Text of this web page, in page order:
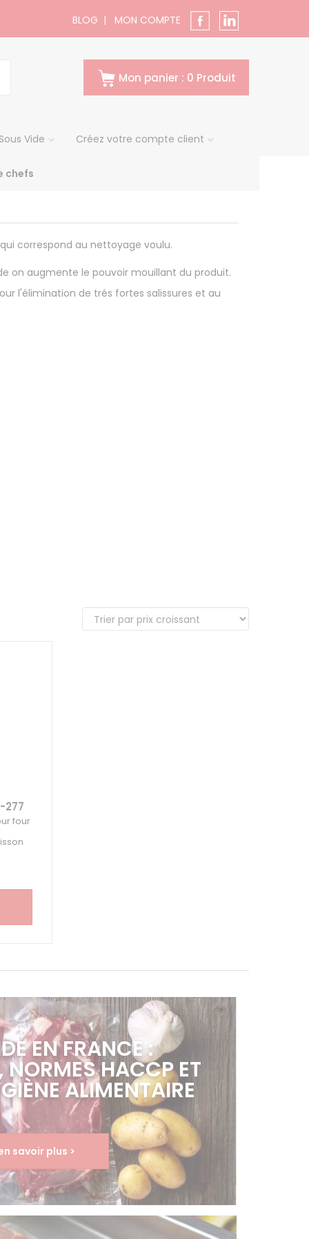
BLOG | MON COMPTE
Mon panier : 0 Produit
Vide Créez votre compte client
chefs
correspond au nettoyage voulu.
on augmente le pouvoir mouillant du produit.
l'élimination de trés fortes salissures et au
277
four
EN FRANCE :
NORMES HACCP ET
ALIMENTAIRE
savoir plus >